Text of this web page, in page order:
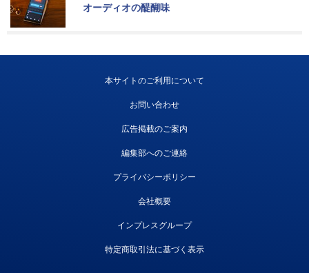
オーディオの醍醐味
本サイトのご利用について
お問い合わせ
広告掲載のご案内
編集部へのご連絡
プライバシーポリシー
会社概要
インプレスグループ
特定商取引法に基づく表示